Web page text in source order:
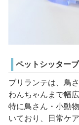
ペットシッター
ブリランテは、鳥
わんちゃんまで幅
特に鳥さん・小動
いており、日常ケ